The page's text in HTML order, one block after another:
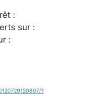
:
sur :
:
?